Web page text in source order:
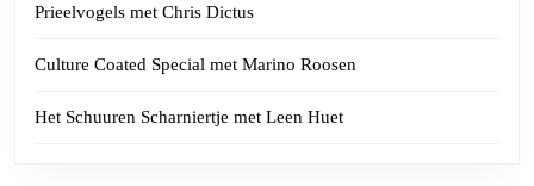
Prieelvogels met Chris Dictus
Culture Coated Special met Marino Roosen
Het Schuuren Scharniertje met Leen Huet